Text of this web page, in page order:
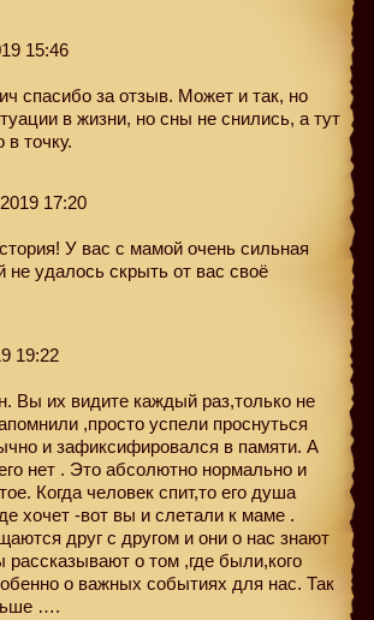
15:46
спасибо за отзыв. Может и так, но
в жизни, но сны не снились, а тут
в точку.
17:20
У вас с мамой очень сильная
не удалось скрыть от вас своё
19:22
Вы их видите каждый раз,только не
,просто успели проснуться
и зафиксифировался в памяти. А
нет . Это абсолютно нормально и
Когда человек спит,то его душа
хочет -вот вы и слетали к маме .
друг с другом и они о нас знают
рассказывают о том ,где были,кого
о важных событиях для нас. Так
….